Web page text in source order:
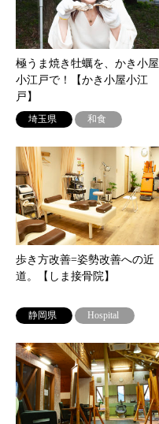
極うま焼き牡蠣を、かき小屋
小江戸で！【かき小屋小江
戸】
埼玉県 和食
歩き方改善=姿勢改善への近
道。【しま接骨院】
静岡県 Hospital